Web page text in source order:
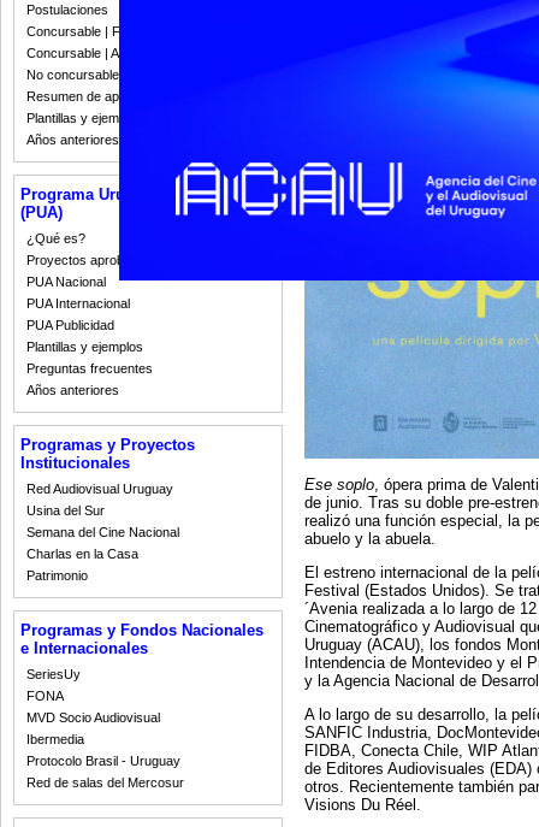
Postulaciones
Concursable | Fallos 2023
Concursable | Actas y Resoluciones
No concursable | Actas y Resoluciones
Resumen de apoyos 2008-2022
Plantillas y ejemplos
Años anteriores
Programa Uruguay Audiovisual
(PUA)
¿Qué es?
Proyectos aprobados
PUA Nacional
PUA Internacional
PUA Publicidad
Plantillas y ejemplos
Preguntas frecuentes
Años anteriores
Programas y Proyectos
Institucionales
Red Audiovisual Uruguay
Usina del Sur
Semana del Cine Nacional
Charlas en la Casa
Patrimonio
Programas y Fondos Nacionales
e Internacionales
SeriesUy
FONA
MVD Socio Audiovisual
Ibermedia
Protocolo Brasil - Uruguay
Red de salas del Mercosur
Ese soplo , ópera prima de
de junio. Tras su doble pre-
realizó una función especial, la
abuelo y la abuela.
El estreno internacional de la
Festival (Estados Unidos). Se
´Avenia realizada a lo largo de
Cinematográfico y Audiovisual
Uruguay (ACAU), los fondos
Intendencia de Montevideo y el
y la Agencia Nacional de
A lo largo de su desarrollo, la
SANFIC Industria,
FIDBA, Conecta Chile, WIP
de Editores Audiovisuales
otros. Recientemente también
Visions Du Réel.